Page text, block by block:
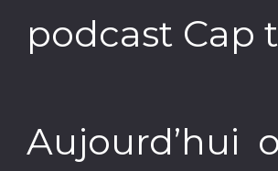
podcast Cap
Aujourd’hui